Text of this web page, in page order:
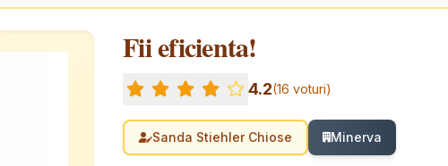
Fii eficienta!
4.2(16 voturi)
Sanda Stiehler Chiose Minerva